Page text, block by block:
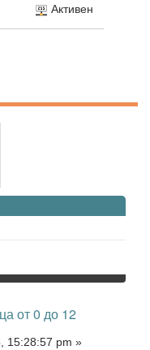
Активен
от 0 до 12
15:28:57 pm »